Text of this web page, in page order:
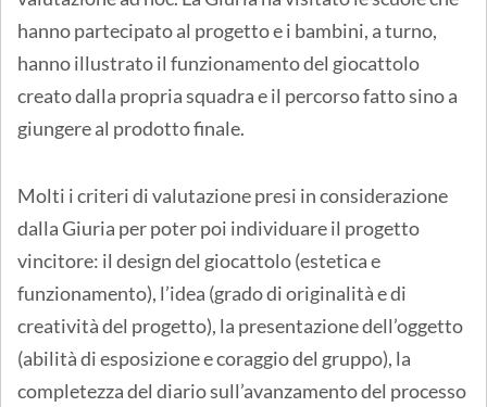
hanno partecipato al progetto e i bambini, a turno,
hanno illustrato il funzionamento del giocattolo
creato dalla propria squadra e il percorso fatto sino a
giungere al prodotto finale.
Molti i criteri di valutazione presi in considerazione
dalla Giuria per poter poi individuare il progetto
vincitore: il design del giocattolo (estetica e
funzionamento), l’idea (grado di originalità e di
creatività del progetto), la presentazione dell’oggetto
(abilità di esposizione e coraggio del gruppo), la
completezza del diario sull’avanzamento del processo